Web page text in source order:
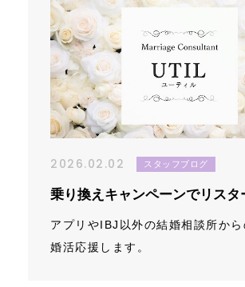
2026.02.02 スタッフブログ
乗り換えキャンペーンでリスタ
アプリやIBJ以外の結婚相談所から
婚活応援します。